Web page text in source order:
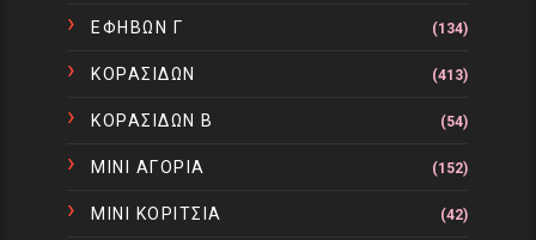
ΕΦΗΒΩΝ Γ (134)
ΚΟΡΑΣΙΔΩΝ (413)
ΚΟΡΑΣΙΔΩΝ Β (54)
ΜΙΝΙ ΑΓΟΡΙΑ (152)
ΜΙΝΙ ΚΟΡΙΤΣΙΑ (42)